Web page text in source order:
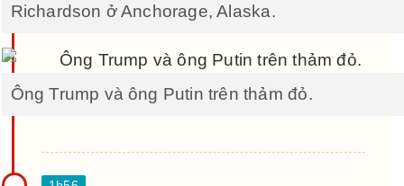
Richardson ở Anchorage, Alaska.
Ông Trump và ông Putin trên thảm đỏ.